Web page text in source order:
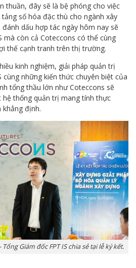
thuần, đây sẽ là bệ phóng cho việc
số hóa đặc thù cho ngành xây
dấu hợp tác ngày hôm nay sẽ
mà còn cả Coteccons có thể cùng
thế cạnh tranh trên thị trường.
kinh nghiệm, giải pháp quản trị
cùng những kiến thức chuyên biệt của
tổng thầu lớn như Coteccons sẽ
thống quản trị mang tính thực
khẳng định.
Giám đốc FPT IS chia sẻ tại lễ ký kết.